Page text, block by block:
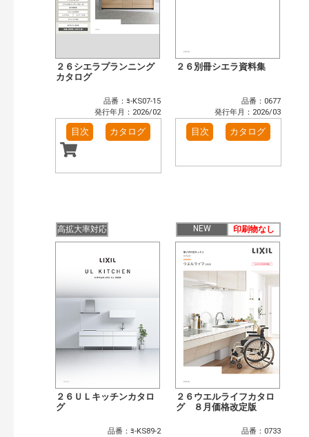
２６シエラプランニング
カタログ
品番：ﾖ-KS07-15
発行年月：2026/02
目次 カタログ
２６別冊シエラ資料集
品番：0677
発行年月：2026/03
目次 カタログ
高拡大率対応
２６ＵＬキッチンカタロ
グ
品番：ﾖ-KS89-2
NEW 印刷物なし
２６ウエルライフカタロ
グ ８月価格改定版
品番：0733